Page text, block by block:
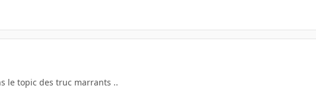
le topic des truc marrants ..